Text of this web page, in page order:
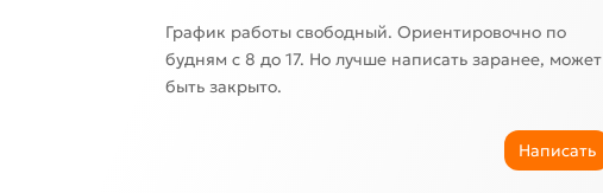
График работы свободный. Ориентировочно по
будням с 8 до 17. Но лучше написать заранее, может
быть закрыто.
Написать